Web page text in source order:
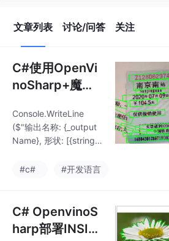
文章列表 讨论/问答 关注
C#使用OpenVi
noSharp+魔塔
文OCR ONNX
模型进行文字检
别）
Console.WriteLine
($"输出名称: {_output
Name}, 形状: [{string.J
e)}]");Console.WriteLin
n(", ", _inputShap
e)}]");// 计算目标索引
(CHW格式)// 计算源索
#c# #开发语言
C# OpenvinoS
harp部署INSID